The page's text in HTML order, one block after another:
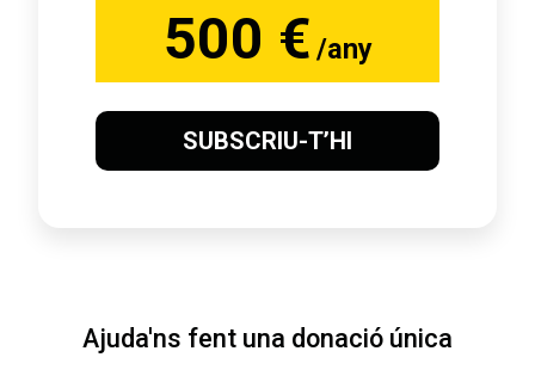
500 € /any
SUBSCRIU-T’HI
Ajuda'ns fent una donació única